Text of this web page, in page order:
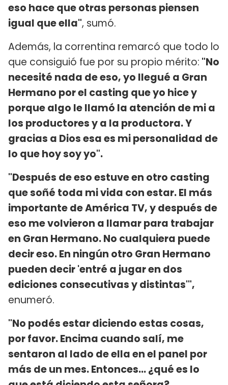
eso hace que otras personas piensen
igual que ella", sumó.
Además, la correntina remarcó que todo lo
que consiguió fue por su propio mérito: "No
necesité nada de eso, yo llegué a Gran
Hermano por el casting que yo hice y
porque algo le llamó la atención de mi a
los productores y a la productora. Y
gracias a Dios esa es mi personalidad de
lo que hoy soy yo".
"Después de eso estuve en otro casting
que soñé toda mi vida con estar. El más
importante de América TV, y después de
eso me volvieron a llamar para trabajar
en Gran Hermano. No cualquiera puede
decir eso. En ningún otro Gran Hermano
pueden decir 'entré a jugar en dos
ediciones consecutivas y distintas'",
enumeró.
"No podés estar diciendo estas cosas,
por favor. Encima cuando salí, me
sentaron al lado de ella en el panel por
más de un mes. Entonces... ¿qué es lo